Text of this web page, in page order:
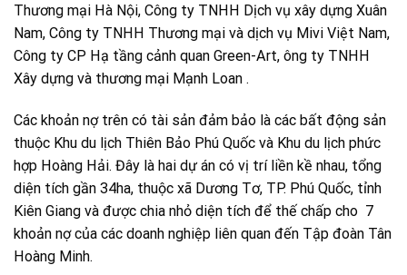
Thương mại Hà Nội, Công ty TNHH Dịch vụ xây dựng Xuân
Nam, Công ty TNHH Thương mại và dịch vụ Mivi Việt Nam,
Công ty CP Hạ tầng cảnh quan Green-Art, ông ty TNHH
Xây dựng và thương mại Mạnh Loan .
Các khoản nợ trên có tài sản đảm bảo là các bất động sản
thuộc Khu du lịch Thiên Bảo Phú Quốc và Khu du lịch phức
hợp Hoàng Hải. Đây là hai dự án có vị trí liền kề nhau, tổng
diện tích gần 34ha, thuộc xã Dương Tơ, TP. Phú Quốc, tỉnh
Kiên Giang và được chia nhỏ diện tích để thế chấp cho 7
khoản nợ của các doanh nghiệp liên quan đến Tập đoàn Tân
Hoàng Minh.